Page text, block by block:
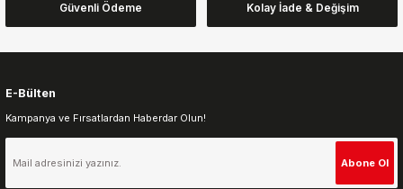
Gönder
Güvenli Ödeme Kolay İade & Değişim
E-Bülten
Kampanya ve Fırsatlardan Haberdar Olun!
Abone Ol